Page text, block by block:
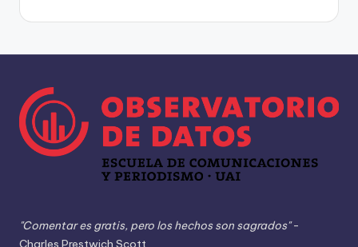
"Comentar es gratis, pero los hechos son sagrados"-
Charles Prestwich Scott